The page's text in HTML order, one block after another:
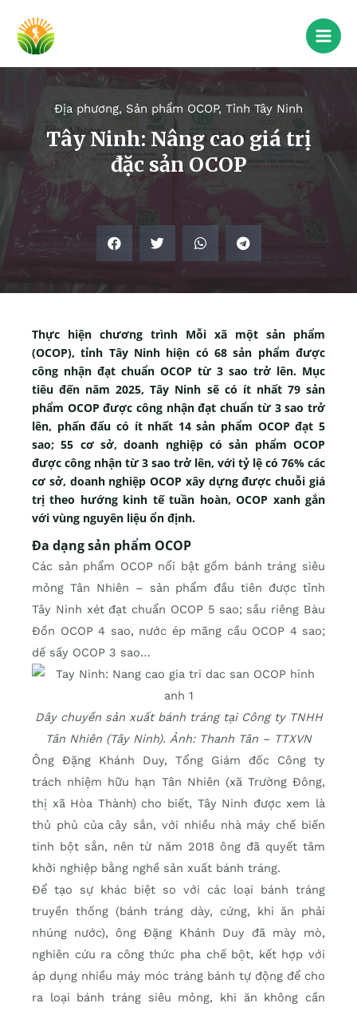
Địa phương, Sản phẩm OCOP, Tỉnh Tây Ninh
Tây Ninh: Nâng cao giá trị
đặc sản OCOP
Thực hiện chương trình Mỗi xã một sản phẩm
(OCOP), tỉnh Tây Ninh hiện có 68 sản phẩm được
công nhận đạt chuẩn OCOP từ 3 sao trở lên. Mục
tiêu đến năm 2025, Tây Ninh sẽ có ít nhất 79 sản
phẩm OCOP được công nhận đạt chuẩn từ 3 sao trở
lên, phấn đấu có ít nhất 14 sản phẩm OCOP đạt 5
sao; 55 cơ sở, doanh nghiệp có sản phẩm OCOP
được công nhận từ 3 sao trở lên, với tỷ lệ có 76% các
cơ sở, doanh nghiệp OCOP xây dựng được chuỗi giá
trị theo hướng kinh tế tuần hoàn, OCOP xanh gắn
với vùng nguyên liệu ổn định.
Đa dạng sản phẩm OCOP
Các sản phẩm OCOP nổi bật gồm bánh tráng siêu
mỏng Tân Nhiên – sản phẩm đầu tiên được tỉnh
Tây Ninh xét đạt chuẩn OCOP 5 sao; sầu riêng Bàu
Đồn OCOP 4 sao, nước ép mãng cầu OCOP 4 sao;
dế sấy OCOP 3 sao…
Dây chuyền sản xuất bánh tráng tại Công ty TNHH
Tân Nhiên (Tây Ninh). Ảnh: Thanh Tân – TTXVN
Ông Đặng Khánh Duy, Tổng Giám đốc Công ty
trách nhiệm hữu hạn Tân Nhiên (xã Trường Đông,
thị xã Hòa Thành) cho biết, Tây Ninh được xem là
thủ phủ của cây sắn, với nhiều nhà máy chế biến
tinh bột sắn, nên từ năm 2018 ông đã quyết tâm
khởi nghiệp bằng nghề sản xuất bánh tráng.
Để tạo sự khác biệt so với các loại bánh tráng
truyền thống (bánh tráng dày, cứng, khi ăn phải
nhúng nước), ông Đặng Khánh Duy đã mày mò,
nghiên cứu ra công thức pha chế bột, kết hợp với
áp dụng nhiều máy móc tráng bánh tự động để cho
ra loại bánh tráng siêu mỏng, khi ăn không cần